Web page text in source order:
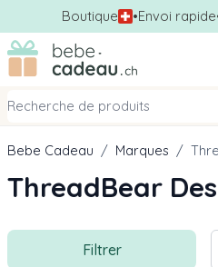
Boutique •Envoi rapide
Allez au contenu
Bebe Cadeau / Marques /
ThreadBear
Filtrer